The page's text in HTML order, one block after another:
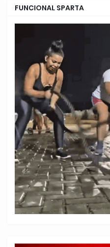
FUNCIONAL SPARTA